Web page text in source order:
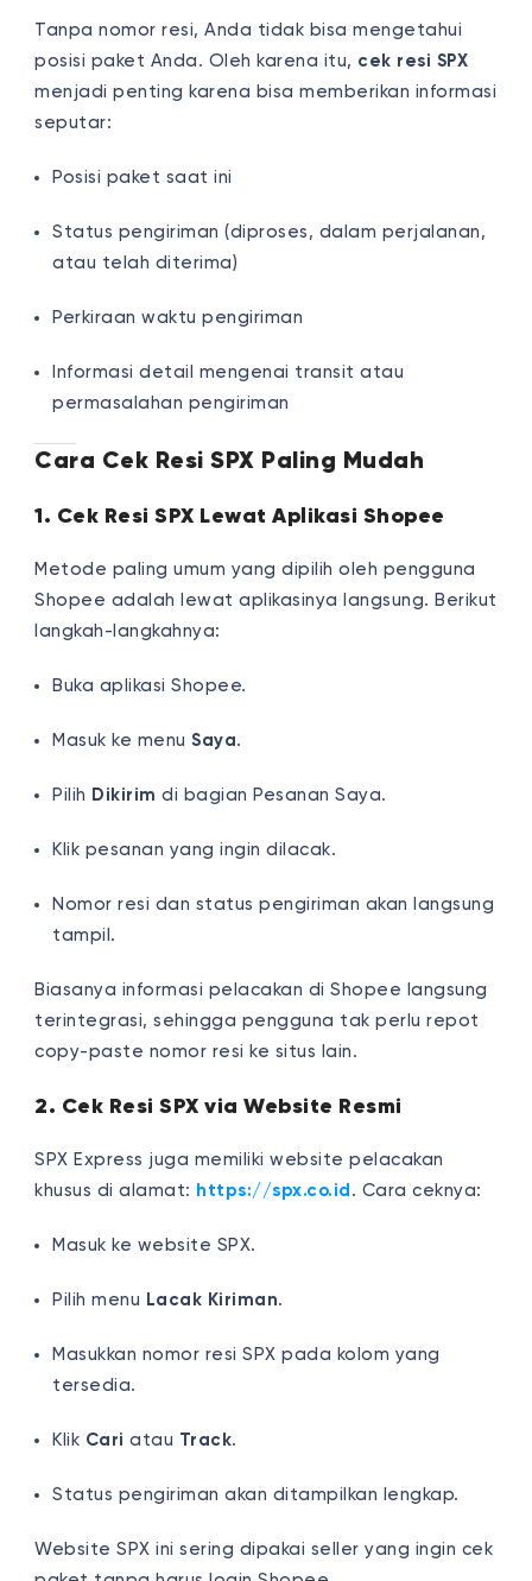
Tanpa nomor resi, Anda tidak bisa mengetahui
posisi paket Anda. Oleh karena itu, cek resi SPX
menjadi penting karena bisa memberikan informasi
seputar:
Posisi paket saat ini
Status pengiriman (diproses, dalam perjalanan,
atau telah diterima)
Perkiraan waktu pengiriman
Informasi detail mengenai transit atau
permasalahan pengiriman
Cara Cek Resi SPX Paling Mudah
1. Cek Resi SPX Lewat Aplikasi Shopee
Metode paling umum yang dipilih oleh pengguna
Shopee adalah lewat aplikasinya langsung. Berikut
langkah-langkahnya:
Buka aplikasi Shopee.
Masuk ke menuSaya.
Pilih Dikirim di bagian Pesanan Saya.
Klik pesanan yang ingin dilacak.
Nomor resi dan status pengiriman akan langsung
tampil.
Biasanya informasi pelacakan di Shopee langsung
terintegrasi, sehingga pengguna tak perlu repot
copy-paste nomor resi ke situs lain.
2. Cek Resi SPX via Website Resmi
SPX Express juga memiliki website pelacakan
khusus di alamat: https://spx.co.id . Cara ceknya:
Masuk ke website SPX.
Pilih menu Lacak Kiriman.
Masukkan nomor resi SPX pada kolom yang
tersedia.
Klik Cari atau Track.
Status pengiriman akan ditampilkan lengkap.
Website SPX ini sering dipakai seller yang ingin cek